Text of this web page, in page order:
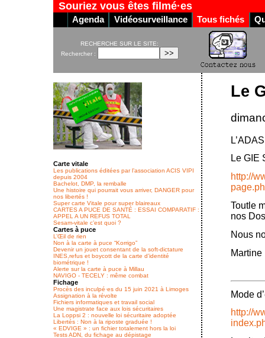
Souriez vous êtes filmé·es
Agenda Vidéosurveillance Tous fichés
RECHERCHE SUR LE SITE:
Rechercher :
Le
Le GIE
http://
Toutle
nos
Nous
Martine
Mode
http://
Carte vitale
Les publications éditées par l’association ACIS VIPI
depuis 2004
Bachelot, DMP, la remballe
Une histoire qui pourrait vous arriver, DANGER pour
nos libertés !
Super carte Vitale pour super blaireaux
CARTES A PUCE DE SANTÉ : ESSAI COMPARATIF :
APPEL A UN REFUS TOTAL
Sesam-vitale c’est quoi ?
Cartes à puce
L’Œil de rien
Non à la carte à puce “Korrigo”
Devenir un jouet consentant de la soft-dictature
INES,refus et boycott de la carte d’identité
biométrique !
Alerte sur la carte à puce à Millau
NAVIGO - TECELY : même combat
Fichage
Procès des inculpé·es du 15 juin 2021 à Limoges
Assignation à la révolte
Fichiers informatiques et travail social
Une magistrate face aux lois sécuritaires
La Loppsi 2 : nouvelle loi sécuritaire adoptée
Libertés : Non à la riposte graduée !
« EDVIGE » : un fichier totalement hors la loi
Tests ADN, du fichage au dépistage